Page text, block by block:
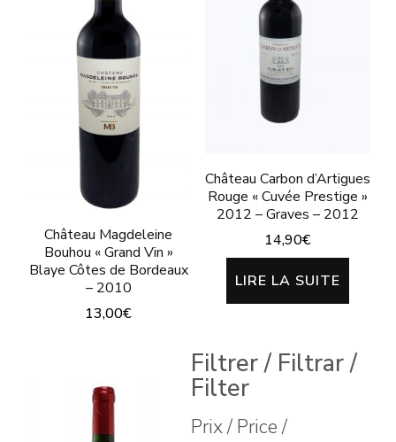
Château Magdeleine
Bouhou « Grand Vin »
Blaye Côtes de Bordeaux
– 2010
13,00€
Château Carbon d’Artigues
Rouge « Cuvée Prestige »
2012 – Graves – 2012
14,90€
LIRE LA SUITE
Filtrer / Filtrar /
Filter
Prix / Price /